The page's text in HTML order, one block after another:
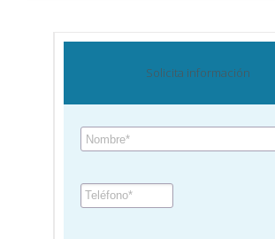
Solicita información